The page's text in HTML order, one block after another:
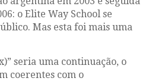
o Elite Way School se
Mas esta foi mais uma
seria uma continuação, o
coerentes com o